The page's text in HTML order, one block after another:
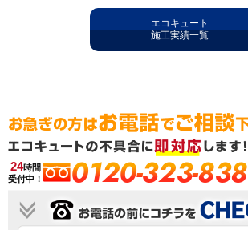
エコキュート
施工実績一覧
24時間
受付中！
0120-323-838